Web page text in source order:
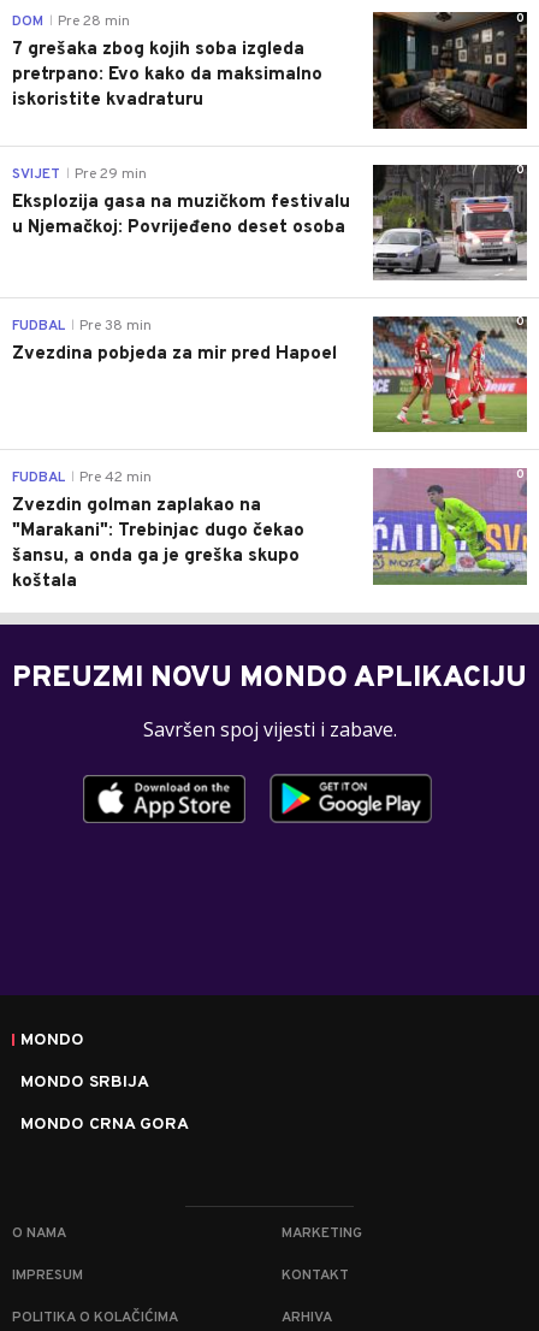
0
DOM Pre 28 min
7 grešaka zbog kojih soba izgleda
pretrpano: Evo kako da maksimalno
iskoristite kvadraturu
0
SVIJET Pre 29 min
Eksplozija gasa na muzičkom festivalu
u Njemačkoj: Povrijeđeno deset osoba
0
FUDBAL Pre 38 min
Zvezdina pobjeda za mir pred Hapoel
0
FUDBAL Pre 42 min
Zvezdin golman zaplakao na
"Marakani": Trebinjac dugo čekao
šansu, a onda ga je greška skupo
koštala
PREUZMI NOVU MONDO APLIKACIJU
Savršen spoj vijesti i zabave.
MONDO
MONDO SRBIJA
MONDO CRNA GORA
O NAMA MARKETING
IMPRESUM KONTAKT
POLITIKA O KOLAČIĆIMA ARHIVA